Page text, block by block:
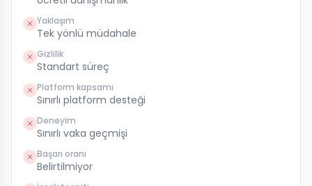
Yaklaşım
Tek yönlü müdahale
Gizlilik
Standart süreç
Platform kapsamı
Sınırlı platform desteği
Deneyim
Sınırlı vaka geçmişi
Başarı oranı
Belirtilmiyor